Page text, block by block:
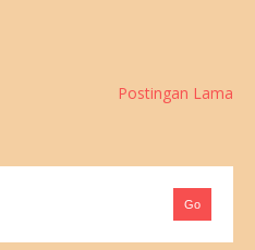
Postingan Lama